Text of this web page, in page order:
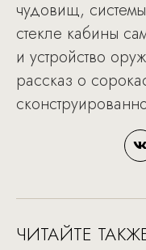
чудовищ,
стекле кабины
и устройство
рассказ о
ЧИТАЙТЕ